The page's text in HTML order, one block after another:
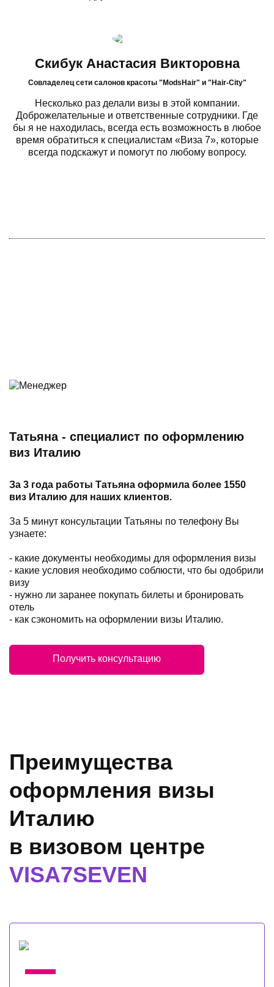
Скибук Анастасия Викторовна
Cовладелец сети салонов красоты "ModsHair" и "Hair-City"
Несколько раз делали визы в этой компании.
Доброжелательные и ответственные сотрудники. Где
бы я не находилась, всегда есть возможность в любое
время обратиться к специалистам «Виза 7», которые
всегда подскажут и помогут по любому вопросу.
Татьяна - специалист по оформлению
виз Италию
За 3 года работы Татьяна оформила более 1550
виз Италию для наших клиентов.
За 5 минут консультации Татьяны по телефону Вы
узнаете:
- какие документы необходимы для оформления визы
- какие условия необходимо соблюсти, что бы одобрили
визу
- нужно ли заранее покупать билеты и бронировать
отель
- как сэкономить на оформлении визы Италию.
Получить консультацию
Преимущества
оформления визы
Италию
в визовом центре
VISA7SEVEN